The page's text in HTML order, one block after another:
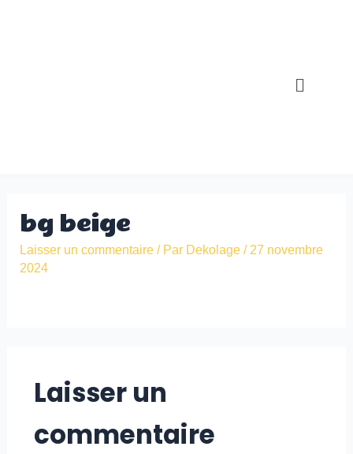
Menu
bg beige
Laisser un commentaire / Par Dekolage / 27 novembre
2024
Laisser un
commentaire